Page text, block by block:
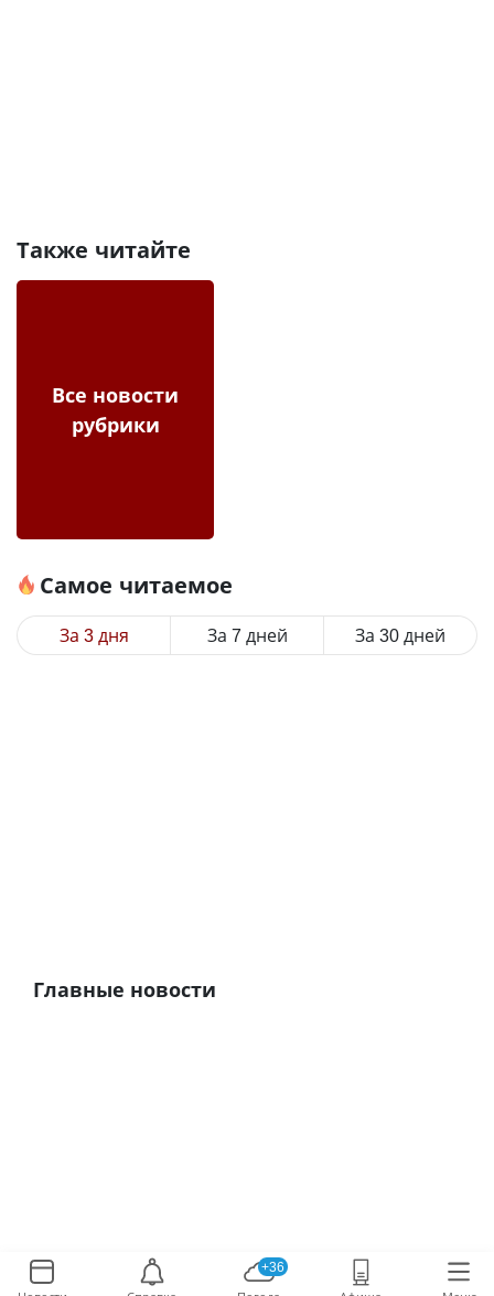
Также читайте
Все новости
рубрики
Самое читаемое
За 3 дня За 7 дней За 30 дней
Главные новости
+36